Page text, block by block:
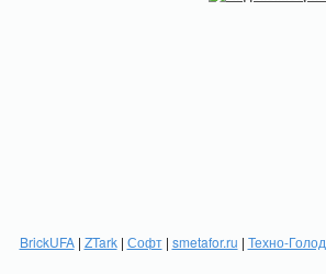
BrickUFA| ZTark| Софт| smetafor.ru | Техно-Голод